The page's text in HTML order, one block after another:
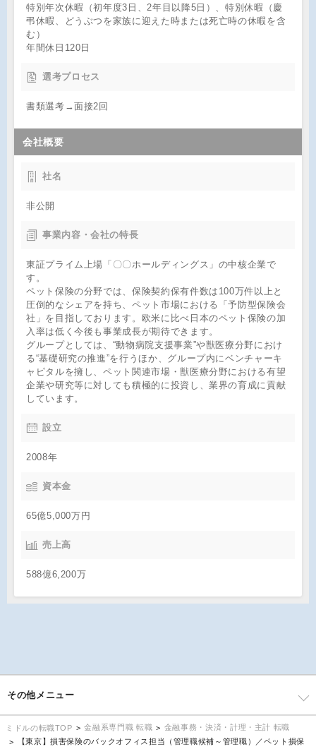
特別年次休暇（初年度3日、2年目以降5日）、特別休暇（慶
弔休暇、どうぶつを家族に迎えた時または死亡時の休暇を含
む）
年間休日120日
選考プロセス
書類選考→面接2回
会社概要
社名
非公開
事業内容・会社の特長
東証プライム上場「〇〇ホールディングス」の中核企業で
す。
ペット保険の分野では、保険契約保有件数は100万件以上と
圧倒的なシェアを持ち、ペット市場における「予防型保険会
社」を目指しております。欧米に比べ日本のペット保険の加
入率は低く今後も事業成長が期待できます。
グループとしては、“動物病院支援事業”や獣医療分野におけ
る“基礎研究の推進”を行うほか、グループ内にベンチャーキ
ャピタルを擁し、ペット関連市場・獣医療分野における有望
企業や研究等に対しても積極的に投資し、業界の育成に貢献
しています。
設立
2008年
資本金
65億5,000万円
売上高
588億6,200万
その他メニュー
ミドルの転職TOP 金融系専門職 転職
金融事務・決済・計理・主計 転職
【東京】損害保険のバックオフィス担当（管理職候補～管理職）／ペット損保